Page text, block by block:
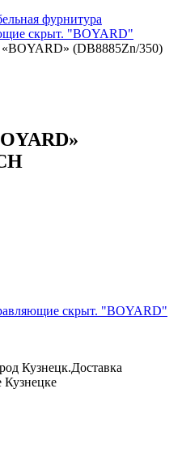
фурнитура
скрыт. "BOYARD"
(DB8885Zn/350)
скрыт. "BOYARD"
Кузнецк.Доставка
Кузнецке